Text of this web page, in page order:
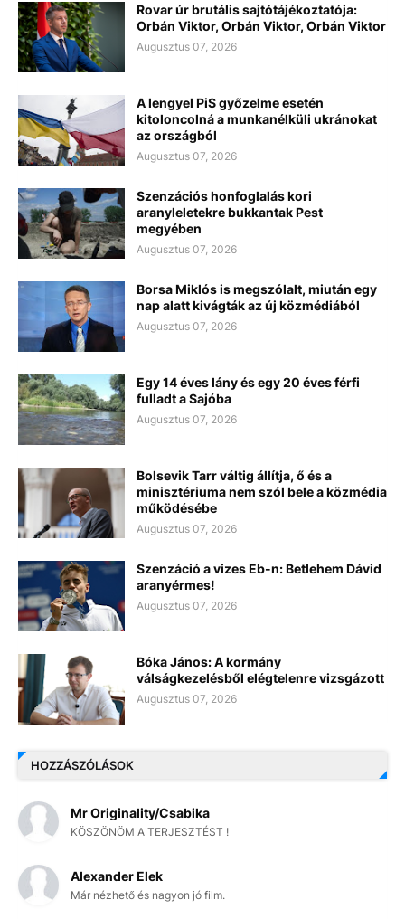
Rovar úr brutális sajtótájékoztatója:
Orbán Viktor, Orbán Viktor, Orbán Viktor
Augusztus 07, 2026
A lengyel PiS győzelme esetén
kitoloncolná a munkanélküli ukránokat
az országból
Augusztus 07, 2026
Szenzációs honfoglalás kori
aranyleletekre bukkantak Pest
megyében
Augusztus 07, 2026
Borsa Miklós is megszólalt, miután egy
nap alatt kivágták az új közmédiából
Augusztus 07, 2026
Egy 14 éves lány és egy 20 éves férfi
fulladt a Sajóba
Augusztus 07, 2026
Bolsevik Tarr váltig állítja, ő és a
minisztériuma nem szól bele a közmédia
működésébe
Augusztus 07, 2026
Szenzáció a vizes Eb-n: Betlehem Dávid
aranyérmes!
Augusztus 07, 2026
Bóka János: A kormány
válságkezelésből elégtelenre vizsgázott
Augusztus 07, 2026
HOZZÁSZÓLÁSOK
Mr Originality/Csabika
KÖSZÖNÖM A TERJESZTÉST !
Alexander Elek
Már nézhető és nagyon jó film.